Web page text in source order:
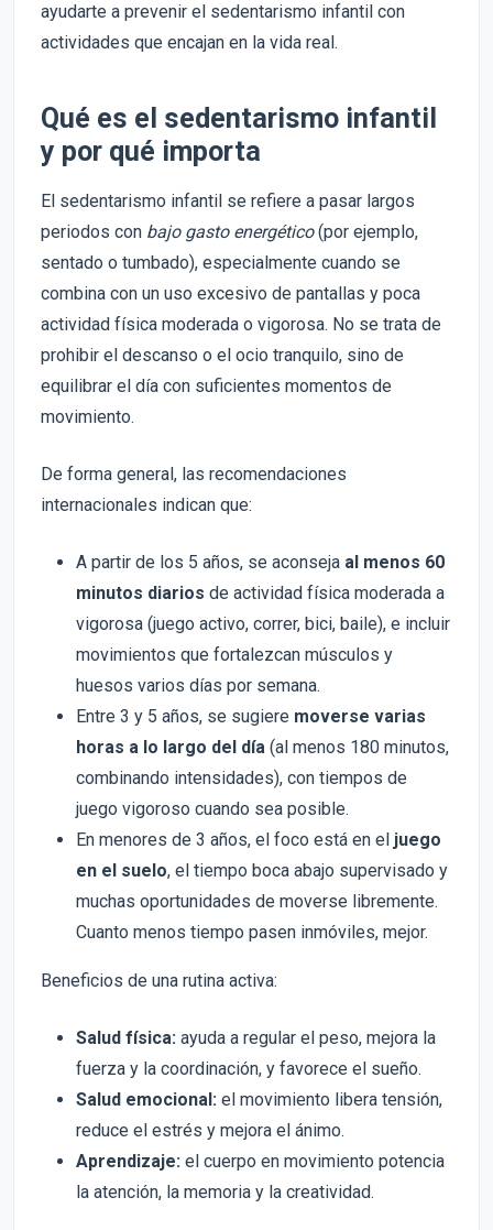
ayudarte a prevenir el sedentarismo infantil con
actividades que encajan en la vida real.
Qué es el sedentarismo infantil
y por qué importa
El sedentarismo infantil se refiere a pasar largos
periodos con bajo gasto energético(por ejemplo,
sentado o tumbado), especialmente cuando se
combina con un uso excesivo de pantallas y poca
actividad física moderada o vigorosa. No se trata de
prohibir el descanso o el ocio tranquilo, sino de
equilibrar el día con suficientes momentos de
movimiento.
De forma general, las recomendaciones
internacionales indican que:
A partir de los 5 años, se aconseja al menos 60
minutos diarios de actividad física moderada a
vigorosa (juego activo, correr, bici, baile), e incluir
movimientos que fortalezcan músculos y
huesos varios días por semana.
Entre 3 y 5 años, se sugiere moverse varias
horas a lo largo del día (al menos 180 minutos,
combinando intensidades), con tiempos de
juego vigoroso cuando sea posible.
En menores de 3 años, el foco está en el juego
en el suelo, el tiempo boca abajo supervisado y
muchas oportunidades de moverse libremente.
Cuanto menos tiempo pasen inmóviles, mejor.
Beneficios de una rutina activa:
Salud física: ayuda a regular el peso, mejora la
fuerza y la coordinación, y favorece el sueño.
Salud emocional: el movimiento libera tensión,
reduce el estrés y mejora el ánimo.
Aprendizaje: el cuerpo en movimiento potencia
la atención, la memoria y la creatividad.